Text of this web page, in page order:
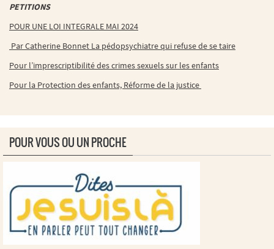
PETITIONS
POUR UNE LOI INTEGRALE MAI 2024
Par Catherine Bonnet La pédopsychiatre qui refuse de se taire
Pour l’imprescriptibilité des crimes sexuels sur les enfants
Pour la Protection des enfants, Réforme de la justice
POUR VOUS OU UN PROCHE